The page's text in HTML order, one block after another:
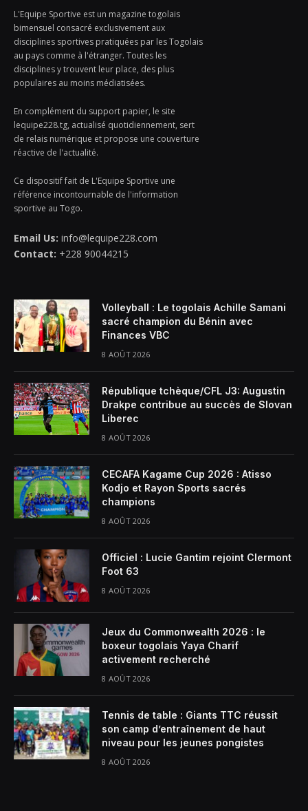
L'Equipe Sportive est un magazine togolais
bimensuel consacré exclusivement aux
disciplines sportives pratiquées par les Togolais
au pays comme à l'étranger. Toutes les
disciplines y trouvent leur place, des plus
populaires au moins médiatisées.
En complément du support papier, le site
lequipe228.tg, actualisé quotidiennement, sert
de relais numérique et propose une couverture
réactive de l'actualité.
Ce dispositif fait de L'Equipe Sportive une
référence incontournable de l'information
sportive au Togo.
Email Us: info@lequipe228.com
Contact: +228 90044215
Volleyball : Le togolais Achille Samani
sacré champion du Bénin avec
Finances VBC
8 AOÛT 2026
République tchèque/CFL J3: Augustin
Drakpe contribue au succès de Slovan
Liberec
8 AOÛT 2026
CECAFA Kagame Cup 2026 : Atisso
Kodjo et Rayon Sports sacrés
champions
8 AOÛT 2026
Officiel : Lucie Gantim rejoint Clermont
Foot 63
8 AOÛT 2026
Jeux du Commonwealth 2026 : le
boxeur togolais Yaya Charif
activement recherché
8 AOÛT 2026
Tennis de table : Giants TTC réussit
son camp d’entraînement de haut
niveau pour les jeunes pongistes
8 AOÛT 2026